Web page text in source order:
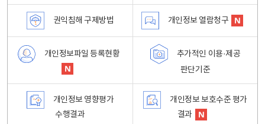
권익침해 구제방법 개인정보 열람청구
개인정보파일 등록현황
추가적인 이용·제공
판단기준
개인정보 영향평가
수행결과
개인정보 보호수준 평가
결과